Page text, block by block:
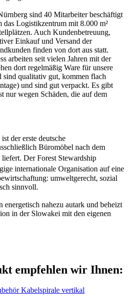
sind 40 Mitarbeiter beschäftigt
das Logistikzentrum mit 8.000 m²
Auch Kundenbetreuung,
Einkauf und Versand der
finden von dort aus statt.
arbeiten seit vielen Jahren mit der
dort regelmäßig Ware für unsere
qualitativ gut, kommen flach
und sind gut verpackt. Es gibt
nur wegen Schäden, die auf dem
der erste deutsche
Büromöbel nach dem
liefert. Der Forest Stewardship
internationale Organisation auf eine
umweltgerecht, sozial
sinnvoll.
energetisch nahezu autark und beheizt
in der Slowakei mit den eigenen
empfehlen wir Ihnen: